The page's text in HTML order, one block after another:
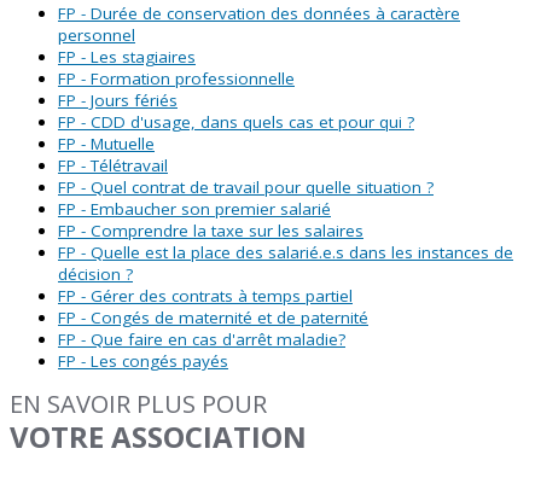
FP - Durée de conservation des données à caractère
personnel
FP - Les stagiaires
FP - Formation professionnelle
FP - Jours fériés
FP - CDD d'usage, dans quels cas et pour qui ?
FP - Mutuelle
FP - Télétravail
FP - Quel contrat de travail pour quelle situation ?
FP - Embaucher son premier salarié
FP - Comprendre la taxe sur les salaires
FP - Quelle est la place des salarié.e.s dans les instances de
décision ?
FP - Gérer des contrats à temps partiel
FP - Congés de maternité et de paternité
FP - Que faire en cas d'arrêt maladie?
FP - Les congés payés
EN SAVOIR PLUS POUR
VOTRE ASSOCIATION